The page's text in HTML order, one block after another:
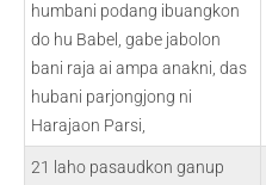
humbani podang ibuangkon
do hu Babel, gabe jabolon
bani raja ai ampa anakni, das
hubani parjongjong ni
Harajaon Parsi,
21 laho pasaudkon ganup